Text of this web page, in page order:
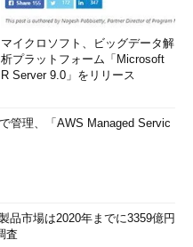
マイクロソフト、ビッグデータ解
析プラットフォーム「Microsoft
R Server 9.0」をリリース
管理、「AWS Managed Servic
品市場は2020年までに3359億円
査